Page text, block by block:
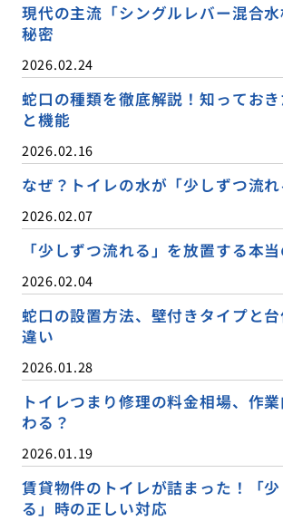
現代の主流「シングルレバー混合
秘密
2026.02.24
蛇口の種類を徹底解説！知ってお
と機能
2026.02.16
なぜ？トイレの水が「少しずつ流
2026.02.07
「少しずつ流れる」を放置する本
2026.02.04
蛇口の設置方法、壁付きタイプと
違い
2026.01.28
トイレつまり修理の料金相場、作
わる？
2026.01.19
賃貸物件のトイレが詰まった！「
る」時の正しい対応